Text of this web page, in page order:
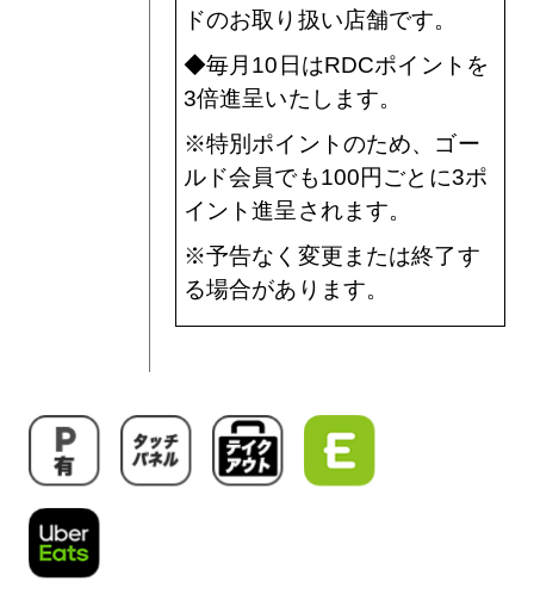
ドのお取り扱い店舗です。
◆毎月10日はRDCポイントを
3倍進呈いたします。
※特別ポイントのため、ゴー
ルド会員でも100円ごとに3ポ
イント進呈されます。
※予告なく変更または終了す
る場合があります。